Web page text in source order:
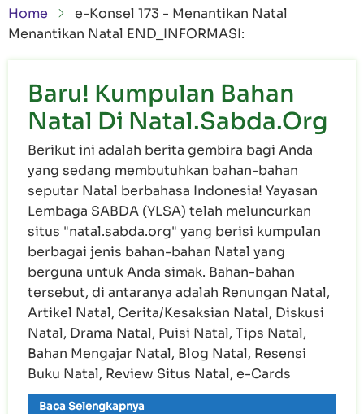
Breadcrumb
Home
e-Konsel 173 - Menantikan Natal
Menantikan Natal END_INFORMASI:
Baru! Kumpulan Bahan
Natal Di Natal.Sabda.Org
Berikut ini adalah berita gembira bagi Anda
yang sedang membutuhkan bahan-bahan
seputar Natal berbahasa Indonesia! Yayasan
Lembaga SABDA (YLSA) telah meluncurkan
situs "natal.sabda.org" yang berisi kumpulan
berbagai jenis bahan-bahan Natal yang
berguna untuk Anda simak. Bahan-bahan
tersebut, di antaranya adalah Renungan Natal,
Artikel Natal, Cerita/Kesaksian Natal, Diskusi
Natal, Drama Natal, Puisi Natal, Tips Natal,
Bahan Mengajar Natal, Blog Natal, Resensi
Buku Natal, Review Situs Natal, e-Cards
Baca Selengkapnya